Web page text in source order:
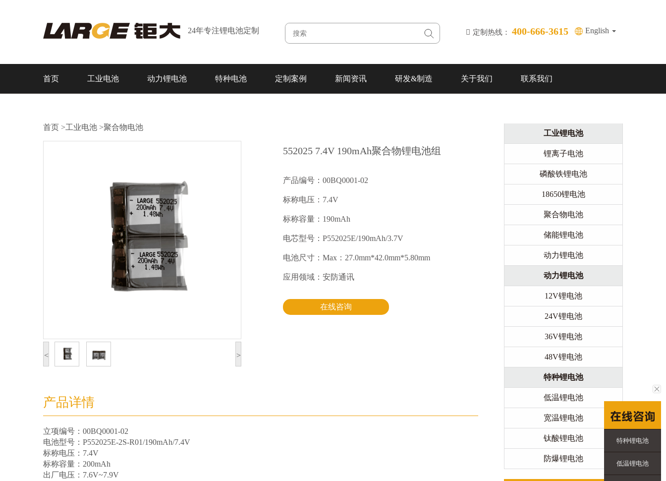
24年专注锂电池定制 定制热线： 400-666-3615 English
首页 工业电池 动力锂电池 特种电池 定制案例 新闻资讯 研发&制造 关于我们 联系我们
首页 >工业电池 >聚合物电池
< >
552025 7.4V 190mAh聚合物锂电池组
产品编号：00BQ0001-02
标称电压：7.4V
标称容量：190mAh
电芯型号：P552025E/190mAh/3.7V
电池尺寸：Max：27.0mm*42.0mm*5.80mm
应用领域：安防通讯
在线咨询
产品详情
立项编号：00BQ0001-02
电池型号：P552025E-2S-R01/190mAh/7.4V
标称电压：7.4V
标称容量：200mAh
出厂电压：7.6V~7.9V
工业锂电池
锂离子电池
磷酸铁锂电池
18650锂电池
聚合物电池
储能锂电池
动力锂电池
动力锂电池
12V锂电池
24V锂电池
36V锂电池
48V锂电池
特种锂电池
低温锂电池
宽温锂电池
钛酸锂电池
防爆锂电池
特种锂电池
低温锂电池